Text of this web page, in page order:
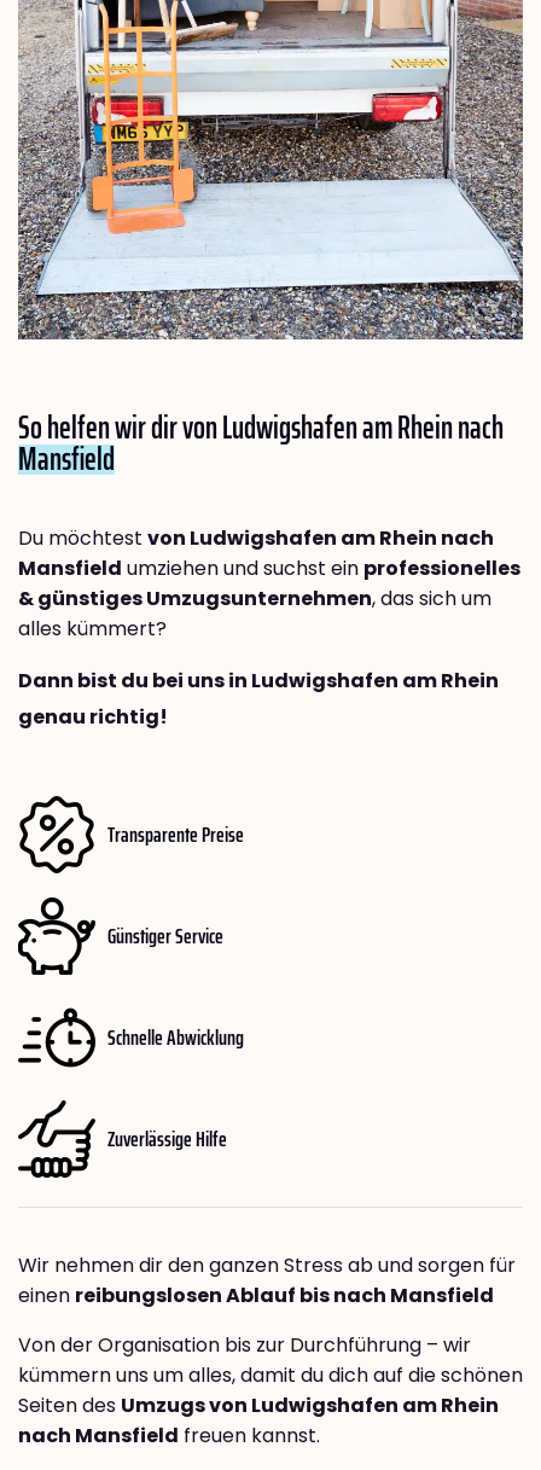
So helfen wir dir von Ludwigshafen am Rhein nach
Mansfield
Du möchtest von Ludwigshafen am Rhein nach
Mansfield umziehen und suchst ein professionelles
& günstiges Umzugsunternehmen, das sich um
alles kümmert?
Dann bist du bei uns in Ludwigshafen am Rhein
genau richtig!
Transparente Preise
Günstiger Service
Schnelle Abwicklung
Zuverlässige Hilfe
Wir nehmen dir den ganzen Stress ab und sorgen für
einen reibungslosen Ablauf bis nach Mansfield
Von der Organisation bis zur Durchführung – wir
kümmern uns um alles, damit du dich auf die schönen
Seiten des Umzugs von Ludwigshafen am Rhein
nach Mansfield freuen kannst.